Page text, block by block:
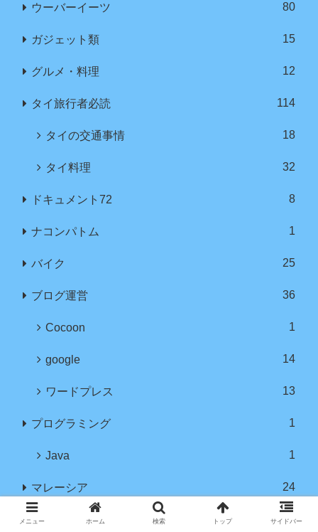
ウーバーイーツ 80
ガジェット類 15
グルメ・料理 12
タイ旅行者必読 114
タイの交通事情 18
タイ料理 32
ドキュメント72 8
ナコンパトム 1
バイク 25
ブログ運営 36
Cocoon 1
google 14
ワードプレス 13
プログラミング 1
Java 1
マレーシア 24
クアラルンプール 12
メニュー ホーム 検索 トップ サイドバー